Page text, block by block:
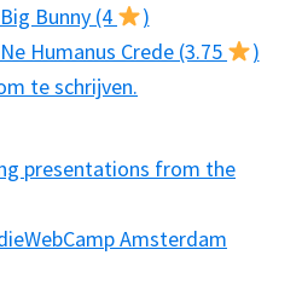
Bunny (4
)
Humanus Crede (3.75
)
te schrijven.
presentations from the
Amsterdam